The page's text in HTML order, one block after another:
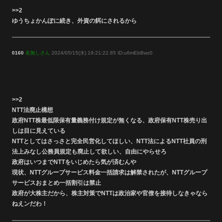
>>2
ゆうちょかんぽに続き、外資の餌にされるから
0160 名無しさん 2024/05/15(水) 19:21:22.85 ID:u6mEbBwz0
>>2
NTT法廃止構想
政府NTT株最低限保有量義務付け規定が無くなる、政府保有NTT株売り出
しは目に見えている
NTTとしてはさっさと完全民営化してほしい、NTT法によるNTT社員の刑
法上みなし公務員規定も廃止して欲しい、自由にやらせろ
政府はいつまでNTTをいじめたら気が済むんや
現状、NTTグループサービス料金一括請求は解禁されたが、NTTグループ
サービスおまとめ一括割引は禁止
政府が大株主だから、株主対策でNTTは政治家や官僚を接待しなきゃなら
ねえンだわ！